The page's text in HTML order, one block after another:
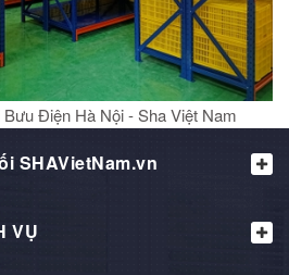
Điện Hà Nội - Sha Việt Nam
SHAVietNam.vn
VỤ